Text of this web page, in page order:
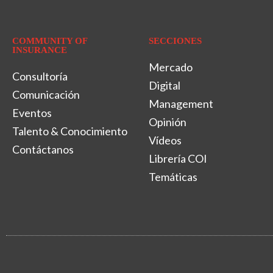
COMMUNITY OF
INSURANCE
Consultoría
Comunicación
Eventos
Talento & Conocimiento
Contáctanos
SECCIONES
Mercado
Digital
Management
Opinión
Vídeos
Librería COI
Temáticas